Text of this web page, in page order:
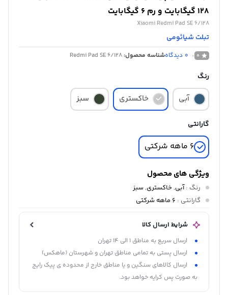
128 گیگابایت و رم 6 گیگابایت
Xiaomi Redmi Pad SE 6/128
تبلت شیائومی
0
0 دیدگاهشناسه محصول: Redmi Pad SE 6/128
رنگ
آبی خاکستری سبز
گارانتی
6 ماهه شرکتی
ویژگی های محصول
رنگ :آبی, خاکستری, سبز
گارانتی : 6 ماهه شرکتی
شرایط ارسال کالا
ارسال سریع به مناطق 1 الی 14 تهران
ارسال پستی به تمامی مناطق تهران و شهرستان (ماهکس)
ارسال کالاهای سنگین و یا مناطق خارج از محدوده ی پیک رایج
به صورت پس کرایه خواهد بود.